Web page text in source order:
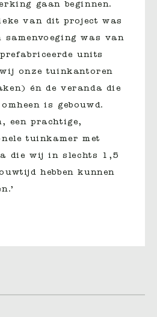
gaan beginnen.
van dit project was
samenvoeging was van
units
onze tuinkantoren
én de veranda die
is gebouwd.
een prachtige,
tuinkamer met
die wij in slechts 1,5
hebben kunnen